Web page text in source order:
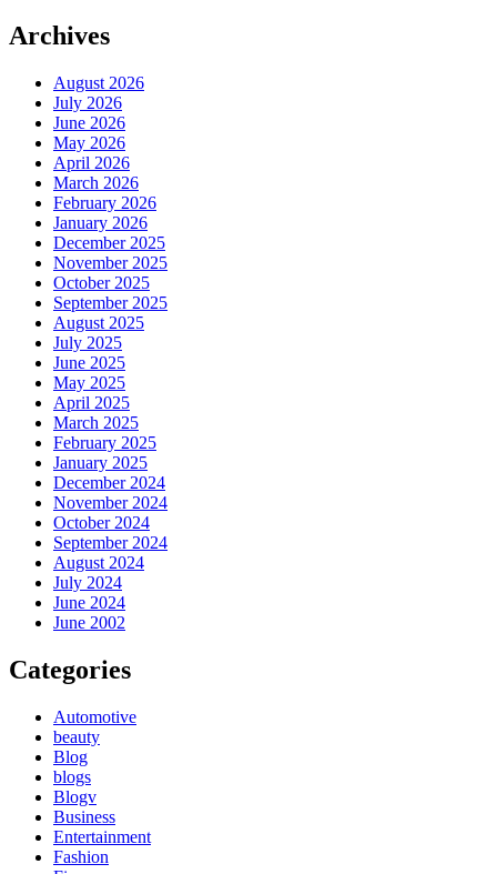
Archives
August 2026
July 2026
June 2026
May 2026
April 2026
March 2026
February 2026
January 2026
December 2025
November 2025
October 2025
September 2025
August 2025
July 2025
June 2025
May 2025
April 2025
March 2025
February 2025
January 2025
December 2024
November 2024
October 2024
September 2024
August 2024
July 2024
June 2024
June 2002
Categories
Automotive
beauty
Blog
blogs
Blogv
Business
Entertainment
Fashion